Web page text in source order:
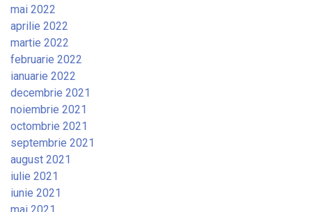
mai 2022
aprilie 2022
martie 2022
februarie 2022
ianuarie 2022
decembrie 2021
noiembrie 2021
octombrie 2021
septembrie 2021
august 2021
iulie 2021
iunie 2021